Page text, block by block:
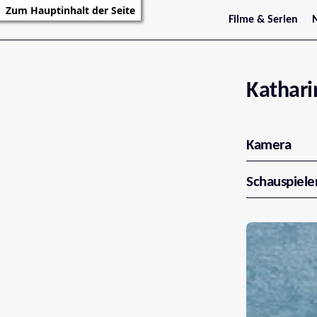
Zum Hauptinhalt der Seite
Filme & Serien
Trailer
Serienarchiv
Kamera